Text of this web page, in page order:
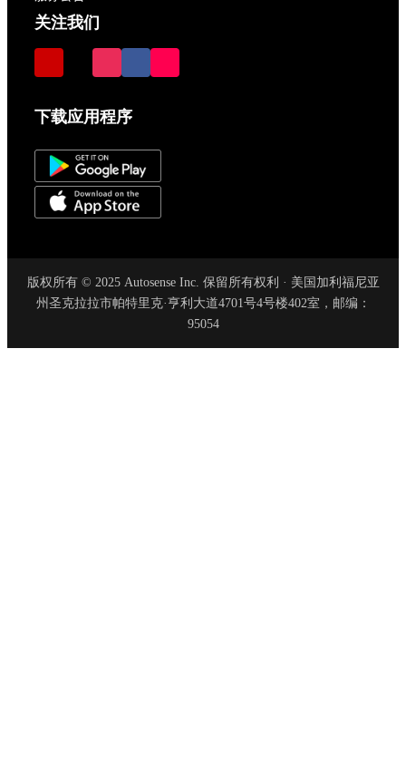
关注我们
下载应用程序
版权所有 © 2025 Autosense Inc. 保留所有权利 · 美国加利福尼亚
州圣克拉拉市帕特里克·亨利大道4701号4号楼402室，邮编：
95054